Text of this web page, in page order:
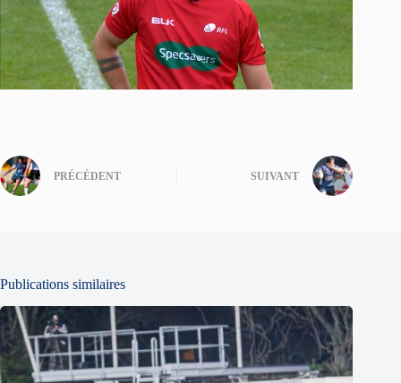
PRÉCÉDENT SUIVANT
Publications similaires